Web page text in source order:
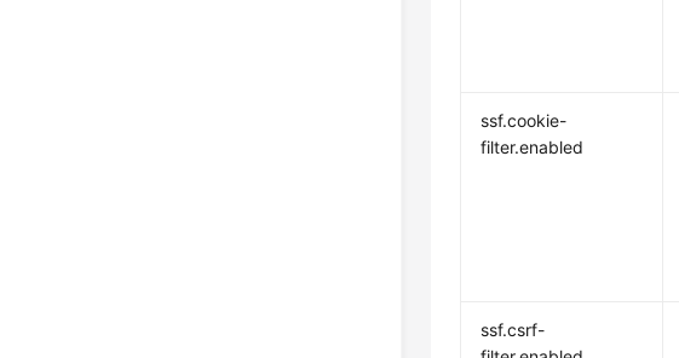
ssf.cookie-
filter.enabled
ssf.csrf-